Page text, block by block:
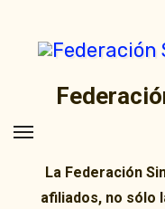
contenido
La Federación
afiliados, no sólo